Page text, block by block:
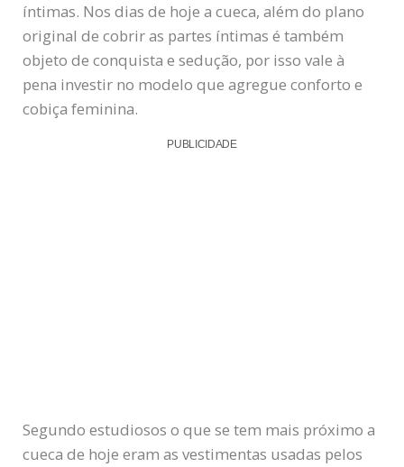
íntimas. Nos dias de hoje a cueca, além do plano
original de cobrir as partes íntimas é também
objeto de conquista e sedução, por isso vale à
pena investir no modelo que agregue conforto e
cobiça feminina.
PUBLICIDADE
Segundo estudiosos o que se tem mais próximo a
cueca de hoje eram as vestimentas usadas pelos